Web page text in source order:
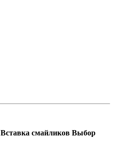
Вставка смайликов Выбор